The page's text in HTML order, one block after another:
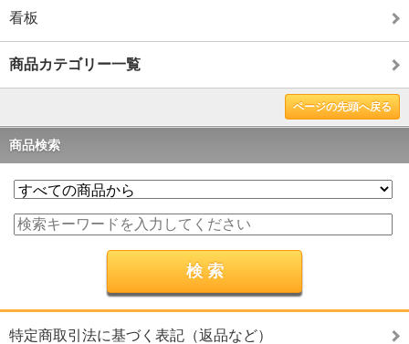
看板
商品カテゴリー一覧
ページの先頭へ戻る
商品検索
特定商取引法に基づく表記（返品など）